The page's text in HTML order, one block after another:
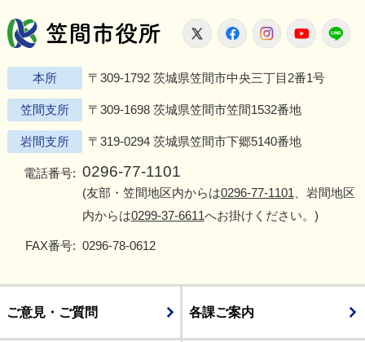
笠間市役所
X FacebookInstagram
本所 〒309-1792 茨城県笠間市中央三丁目2番1号
笠間支所 〒309-1698 茨城県笠間市笠間1532番地
岩間支所 〒319-0294 茨城県笠間市下郷5140番地
電話番号: 0296-77-1101
(友部・笠間地区内からは0296-77-1101 、岩間地区
内からは0299-37-6611へお掛けください。)
FAX番号: 0296-78-0612
ご意見・ご質問 各課ご案内